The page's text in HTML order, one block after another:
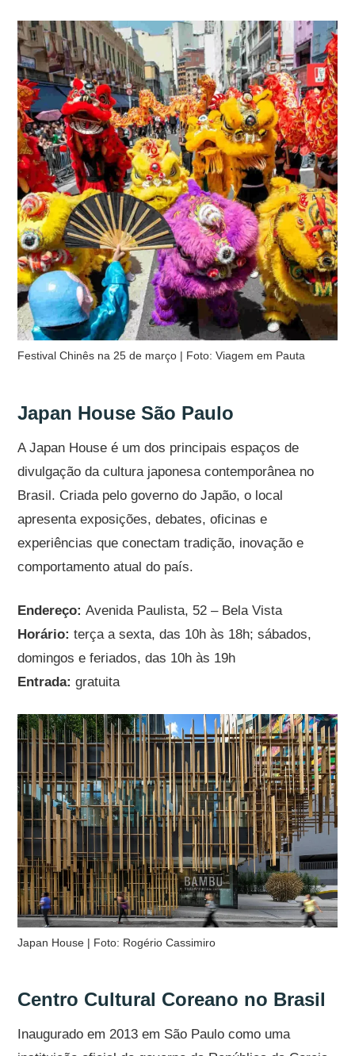
Festival Chinês na 25 de março | Foto: Viagem em Pauta
Japan House São Paulo
A Japan House é um dos principais espaços de
divulgação da cultura japonesa contemporânea no
Brasil. Criada pelo governo do Japão, o local
apresenta exposições, debates, oficinas e
experiências que conectam tradição, inovação e
comportamento atual do país.
Endereço:Avenida Paulista, 52 – Bela Vista
Horário: terça a sexta, das 10h às 18h; sábados,
domingos e feriados, das 10h às 19h
Entrada: gratuita
Japan House | Foto: Rogério Cassimiro
Centro Cultural Coreano no Brasil
Inaugurado em 2013 em São Paulo como uma